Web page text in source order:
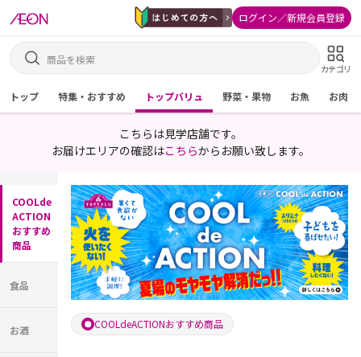
ログイン／新規会員登録
カテゴリ
トップ 特集・おすすめ トップバリュ 野菜・果物 お魚 お肉
こちらは見学店舗です。
お届けエリアの確認はこちらからお願い致します。
COOLde
ACTION
おすすめ
商品
食品
お酒 COOLdeACTIONおすすめ商品